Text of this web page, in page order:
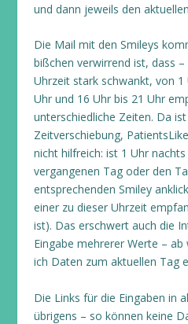
und dann jeweils den
Die Mail mit den Smileys
bißchen verwirrend ist, dass
Uhrzeit stark schwankt, von 1
Uhr und 16 Uhr bis 21 Uhr
unterschiedliche Zeiten. Da
Zeitverschiebung,
nicht hilfreich: ist 1 Uhr
vergangenen Tag oder den
entsprechenden Smiley
einer zu dieser Uhrzeit
ist). Das erschwert auch die
Eingabe mehrerer Werte –
ich Daten zum aktuellen Tag
Die Links für die Eingaben in
übrigens – so können keine